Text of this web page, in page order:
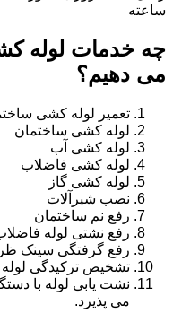
ساعته
چه خدمات لوله
می دهیم؟
تعمیر لوله کشی
لوله کشی ساختمان
لوله کشی آب
لوله کشی فاضلاب
لوله کشی گاز
نصب شیرآلات
رفع نم ساختمان
رفع نشتی لوله
رفع گرفتگی سینک
تشخیص ترکیدگی لوله
نشت یابی لوله با
می پذیرد.